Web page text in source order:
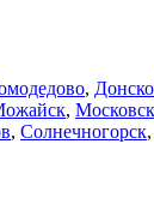
,
,
, Солнечногорск,